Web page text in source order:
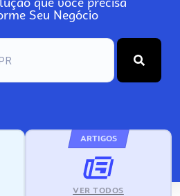
Seu Negócio
ARTIGOS
VER TODOS